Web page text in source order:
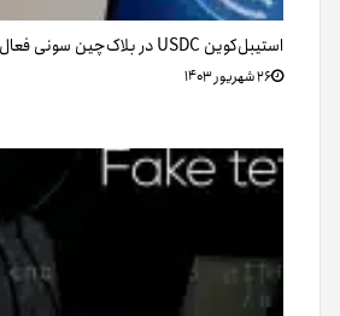
استیبل‌کوین USDC در بلاک‌چین سونی فعال می‌شود
۲۶ شهریور ۱۴۰۳